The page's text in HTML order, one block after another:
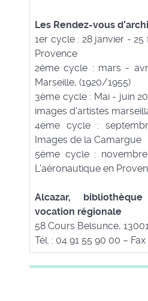
Les Rendez-vous
1er cycle : 28 janvier - 25
Provence
2ème cycle : mars -
Marseille, (1920/1955)
3ème cycle : Mai - juin
images d'artistes
4ème cycle :
Images de la Camargue
5ème cycle :
L'aéronautique en
Alcazar,
vocation régionale
58 Cours Belsunce,
Tél. : 04 91 55 90 00 –